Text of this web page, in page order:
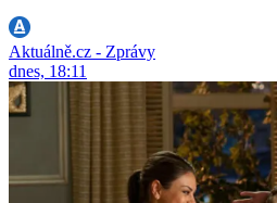
Aktuálně.cz - Zprávy
dnes, 18:11